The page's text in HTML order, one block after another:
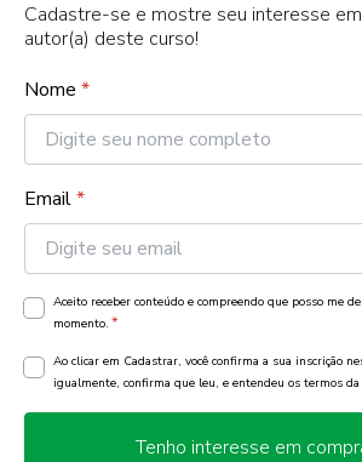
Cadastre-se e mostre seu interesse
autor(a) deste curso!
Nome *
Email*
Aceito receber conteúdo e compreendo que posso me
momento. *
Ao clicar em Cadastrar, você confirma a sua inscrição
igualmente, confirma que leu, e entendeu os termos da
Tenho interesse em